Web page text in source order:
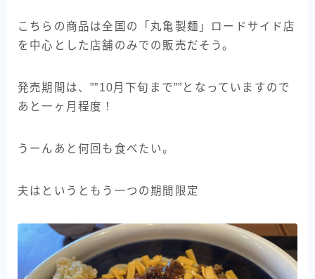
こちらの商品は全国の「丸亀製麺」ロードサイド店
を中心とした店舗のみでの販売だそう。
発売期間は、””10月下旬まで””となっていますので
あと一ヶ月程度！
うーんあと何回も食べたい。
夫はというともう一つの期間限定